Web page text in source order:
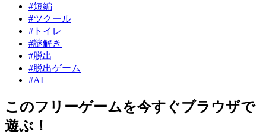
#短編
#ツクール
#トイレ
#謎解き
#脱出
#脱出ゲーム
#AI
このフリーゲームを今すぐブラウザで
遊ぶ！